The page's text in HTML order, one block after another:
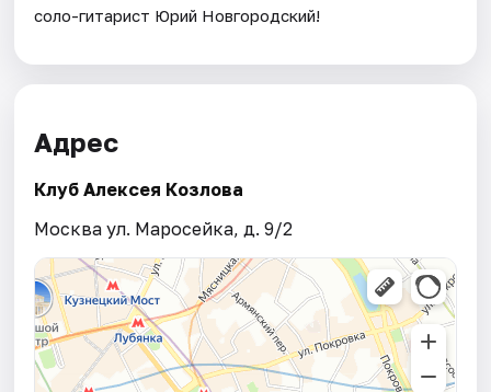
соло-гитарист Юрий Новгородский!
Адрес
Клуб Алексея Козлова
Москва ул. Маросейка, д. 9/2